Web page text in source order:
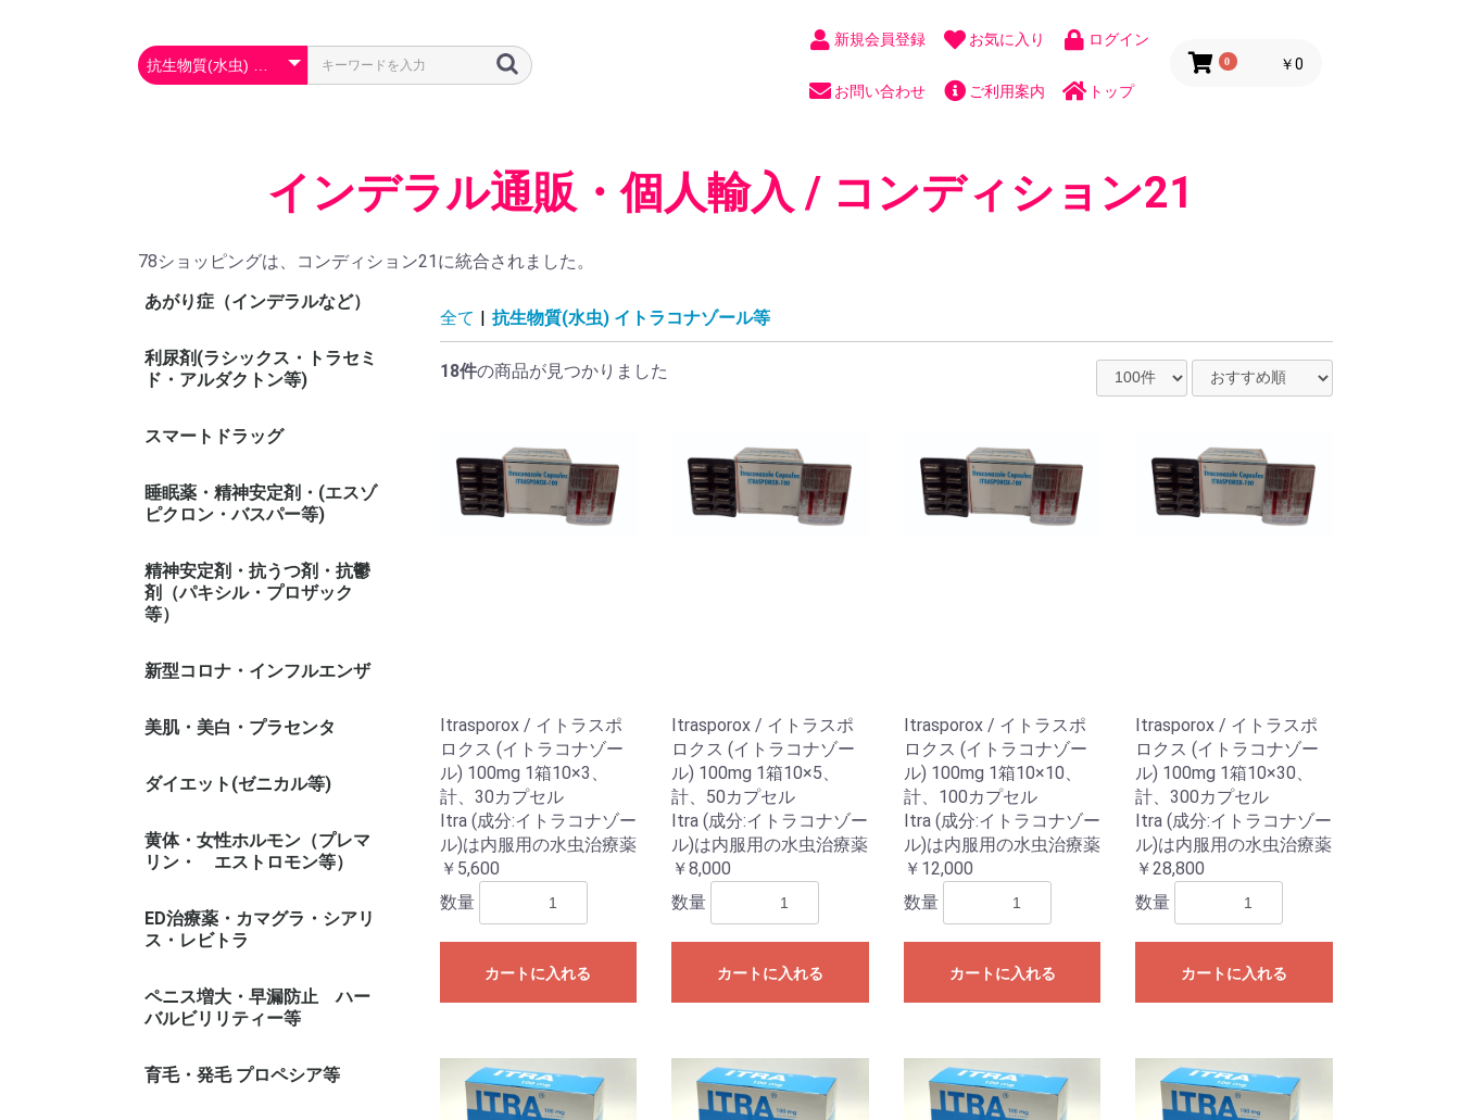
新規会員登録 お気に入り ログイン
お問い合わせ ご利用案内 トップ
0 ￥0
インデラル通販・個人輸入 / コンディション21
78ショッピングは、コンディション21に統合されました。
あがり症（インデラルなど）
利尿剤(ラシックス・トラセミ
ド・アルダクトン等)
スマートドラッグ
睡眠薬・精神安定剤・(エスゾ
ピクロン・バスパー等)
精神安定剤・抗うつ剤・抗鬱
剤（パキシル・プロザック
等）
新型コロナ・インフルエンザ
美肌・美白・プラセンタ
ダイエット(ゼニカル等)
ゼニカル系
黄体・女性ホルモン（プレマ
リン・ エストロモン等）
ED治療薬・カマグラ・シアリ
ス・レビトラ
カマグラ 系(シルデナフィル)
シアリス 系(タダラフィル)
レビトラ 系(バルデナフィル)
その他
ペニス増大・早漏防止 ハー
バルビリリティー等
早漏防止スプレー
育毛・発毛 プロペシア等
全て 抗生物質(水虫) イトラコナゾール等
18件の商品が見つかりました
Itrasporox / イトラスポ
ロクス (イトラコナゾー
ル) 100mg 1箱10×3、
計、30カプセル
Itra (成分:イトラコナゾー
ル)は内服用の水虫治療薬
￥5,600
数量
カートに入れる
Itrasporox / イトラスポ
ロクス (イトラコナゾー
ル) 100mg 1箱10×5、
計、50カプセル
Itra (成分:イトラコナゾー
ル)は内服用の水虫治療薬
￥8,000
数量
カートに入れる
Itrasporox / イトラスポ
ロクス (イトラコナゾー
ル) 100mg 1箱10×10、
計、100カプセル
Itra (成分:イトラコナゾー
ル)は内服用の水虫治療薬
￥12,000
数量
カートに入れる
Itrasporox / イトラスポ
ロクス (イトラコナゾー
ル) 100mg 1箱10×30、
計、300カプセル
Itra (成分:イトラコナゾー
ル)は内服用の水虫治療薬
￥28,800
数量
カートに入れる